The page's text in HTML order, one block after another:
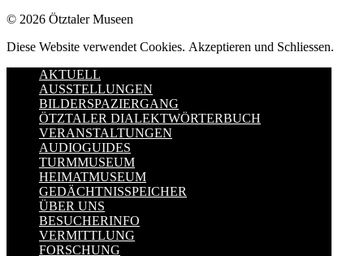
© 2026 Ötztaler Museen
Diese Website verwendet Cookies. Akzeptieren und Schliessen.
AKTUELL
AUSSTELLUNGEN
BILDERSPAZIERGANG
ÖTZTALER DIALEKTWÖRTERBUCH
VERANSTALTUNGEN
AUDIOGUIDES
TURMMUSEUM
HEIMATMUSEUM
GEDÄCHTNISSPEICHER
ÜBER UNS
BESUCHERINFO
VERMITTLUNG
FORSCHUNG